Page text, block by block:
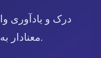
درک و یادآوری
معنادار به جای لیست کلمات منزوی ظاهر می شود.